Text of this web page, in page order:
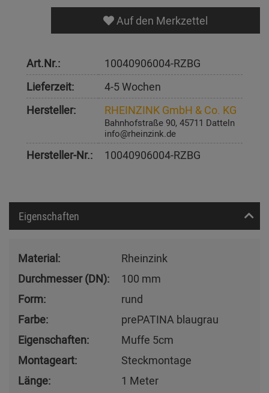
Auf den Merkzettel
Art.Nr.:
10040906004-RZBG
Lieferzeit:
4-5 Wochen
Hersteller:
RHEINZINK GmbH & Co. KG
Bahnhofstraße 90, 45711 Datteln
info@rheinzink.de
Hersteller-Nr.: 10040906004-RZBG
Eigenschaften
Material:
Rheinzink
Durchmesser (DN):
100 mm
Form:
rund
Farbe:
prePATINA blaugrau
Eigenschaften:
Muffe 5cm
Montageart:
Steckmontage
Länge:
1 Meter